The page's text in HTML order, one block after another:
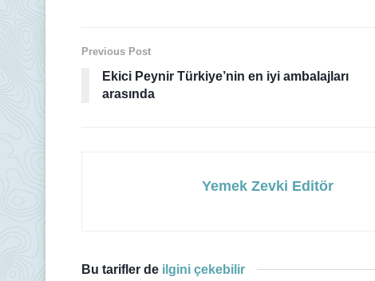
Previous Post
Ekici Peynir Türkiye’nin en iyi ambalajları
arasında
Yemek Zevki Editör
Bu tarifler de ilgini çekebilir